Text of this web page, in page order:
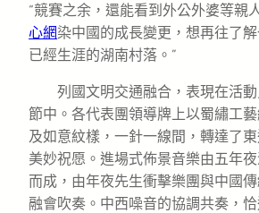
“競賽之余，還能看到外公外婆等親
心網染中國的成長變更，想再往了
已經生涯的湖南村落。”
列國文明交通融合，表現在活
節中。各代表團領導牌上以蜀繡工
及如意紋樣，一針一線間，轉達了
美妙祝愿。進場式佈景音樂由五年
而成，由年夜先生衝擊樂團與中國
融會吹奏。中西噪音的協調共奏，